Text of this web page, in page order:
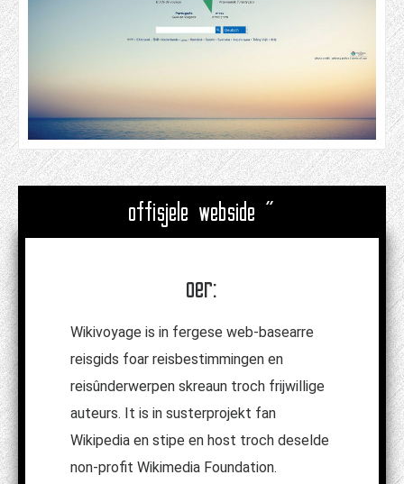
offisjele webside "
oer:
Wikivoyage is in fergese web-basearre
reisgids foar reisbestimmingen en
reisûnderwerpen skreaun troch frijwillige
auteurs. It is in susterprojekt fan
Wikipedia en stipe en host troch deselde
non-profit Wikimedia Foundation.